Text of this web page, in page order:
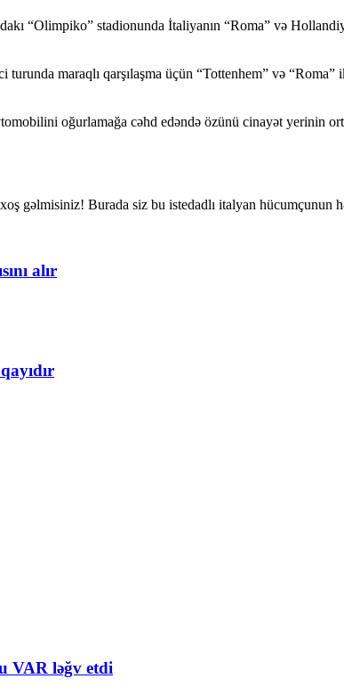
“Olimpiko” stadionunda İtaliyanın “Roma” və
maraqlı qarşılaşma üçün “Tottenhem” və
oğurlamağa cəhd edəndə özünü cinayət yerinin
gəlmisiniz! Burada siz bu istedadlı italyan hücumçunun
alır
VAR ləğv etdi